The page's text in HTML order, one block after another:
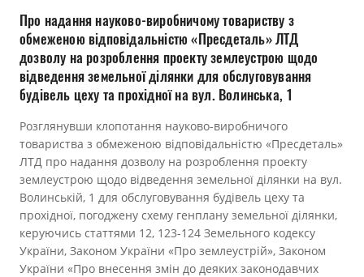
Документи
Про надання науково-виробничому товариству з
обмеженою відповідальністю «Пресдеталь» ЛТД
дозволу на розроблення проекту землеустрою щодо
відведення земельної ділянки для обслуговування
будівель цеху та прохідної на вул. Волинська, 1
Розглянувши клопотання науково-виробничого
товариства з обмеженою відповідальністю «Пресдеталь»
ЛТД про надання дозволу на розроблення проекту
землеустрою щодо відведення земельної ділянки на вул.
Волинській, 1 для обслуговування будівель цеху та
прохідної, погоджену схему генплану земельної ділянки,
керуючись статтями 12, 123-124 Земельного кодексу
України, Законом України «Про землеустрій», Законом
України «Про внесення змін до деяких законодавчих